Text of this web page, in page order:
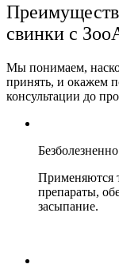
свинки с
Мы понимаем,
принять, и окажем
консультации до
Безболезненно
Применяются
препараты,
засыпание.